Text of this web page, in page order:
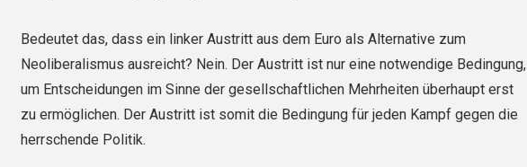
Bedeutet das, dass ein linker Austritt aus dem Euro als Alternative zum
Neoliberalismus ausreicht? Nein. Der Austritt ist nur eine notwendige Bedingung,
um Entscheidungen im Sinne der gesellschaftlichen Mehrheiten überhaupt erst
zu ermöglichen. Der Austritt ist somit die Bedingung für jeden Kampf gegen die
herrschende Politik.